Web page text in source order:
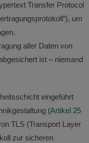
Transfer Protocol
um
aller Daten von
ist – niemand
eingeführt
(Artikel 25
TLS (Transport Layer
zur sicheren